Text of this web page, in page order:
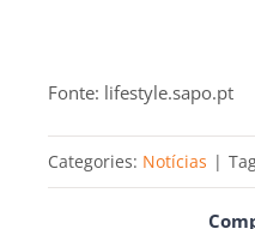
Fonte: lifestyle.sapo.pt
Categories: Notícias |